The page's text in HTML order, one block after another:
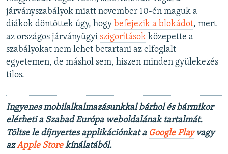
járványszabályok miatt november 10-én maguk a
diákok döntöttek úgy, hogy befejezik a blokádot, mert
az országos járványügyi szigorítások közepette a
szabályokat nem lehet betartani az elfoglalt
egyetemen, de máshol sem, hiszen minden gyülekezés
tilos.
Ingyenes mobilalkalmazásunkkal bárhol és bármikor
elérheti a Szabad Európa weboldalának tartalmát.
Töltse le díjnyertes applikációnkat a Google Playvagy
azApple Storekínálatából.